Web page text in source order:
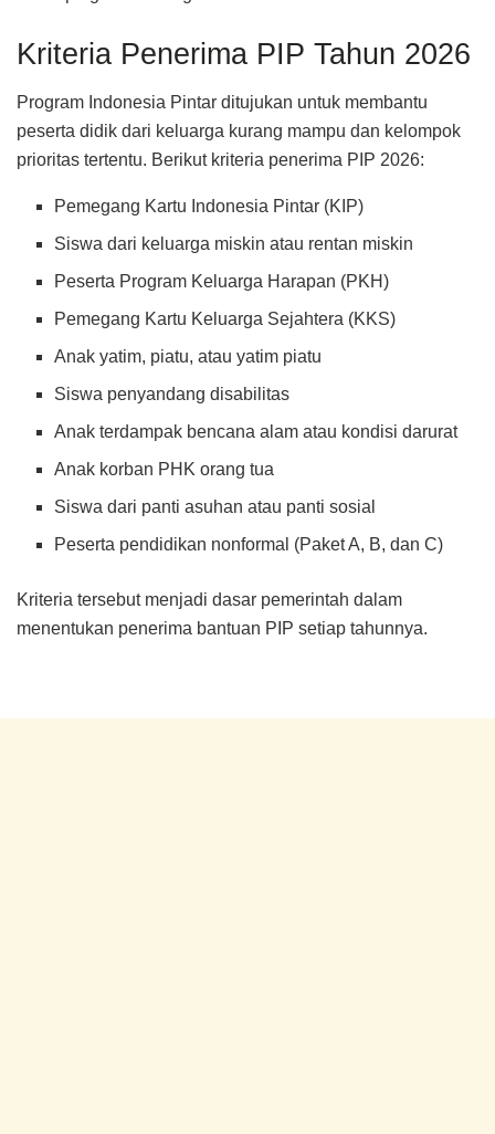
Kriteria Penerima PIP Tahun 2026
Program Indonesia Pintar ditujukan untuk membantu
peserta didik dari keluarga kurang mampu dan kelompok
prioritas tertentu. Berikut kriteria penerima PIP 2026:
Pemegang Kartu Indonesia Pintar (KIP)
Siswa dari keluarga miskin atau rentan miskin
Peserta Program Keluarga Harapan (PKH)
Pemegang Kartu Keluarga Sejahtera (KKS)
Anak yatim, piatu, atau yatim piatu
Siswa penyandang disabilitas
Anak terdampak bencana alam atau kondisi darurat
Anak korban PHK orang tua
Siswa dari panti asuhan atau panti sosial
Peserta pendidikan nonformal (Paket A, B, dan C)
Kriteria tersebut menjadi dasar pemerintah dalam
menentukan penerima bantuan PIP setiap tahunnya.